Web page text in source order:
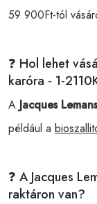
59 900Ft-tól
❓ Hol lehet
karóra - 1-
A Jacques
például a
❓ A Jacques
raktáron van?